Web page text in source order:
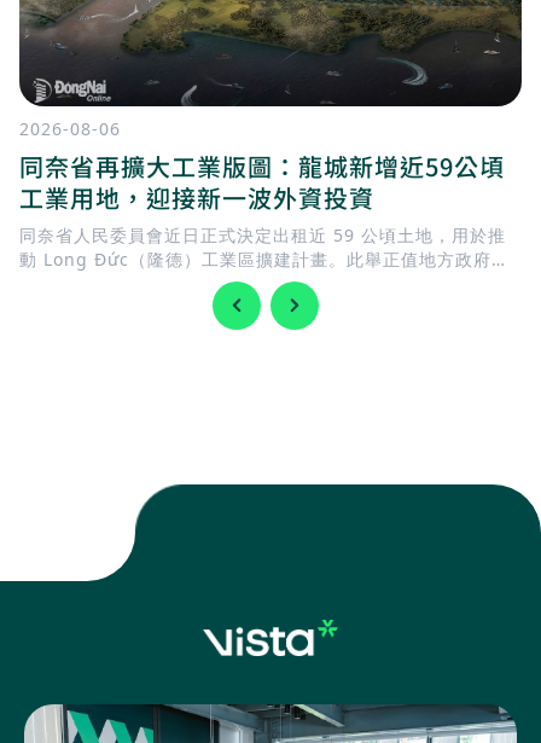
2026-08-06
同奈省再擴大工業版圖：龍城新增近59公頃
工業用地，迎接新一波外資投資
同奈省人民委員會近日正式決定出租近 59 公頃土地，用於推
動 Long Đức（隆德）工業區擴建計畫。此舉正值地方政府加
快完善基礎建設，迎接 隆城國際機場 即將投入營運，同時持續
擴充工業用地，以滿足國內外企業日益增加的投資需求。